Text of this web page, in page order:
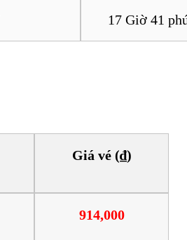
17 Giờ 41
Giá vé (₫)
914,000